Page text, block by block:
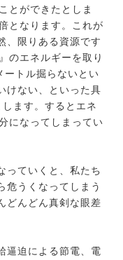
とができたとしま
となります。これが
、限りある資源です
のエネルギーを取り
トル掘らないとい
けない、といった具
ます。するとエネ
になってしまってい
っていくと、私たち
危うくなってしまう
どんどん真剣な眼差
逼迫による節電、電